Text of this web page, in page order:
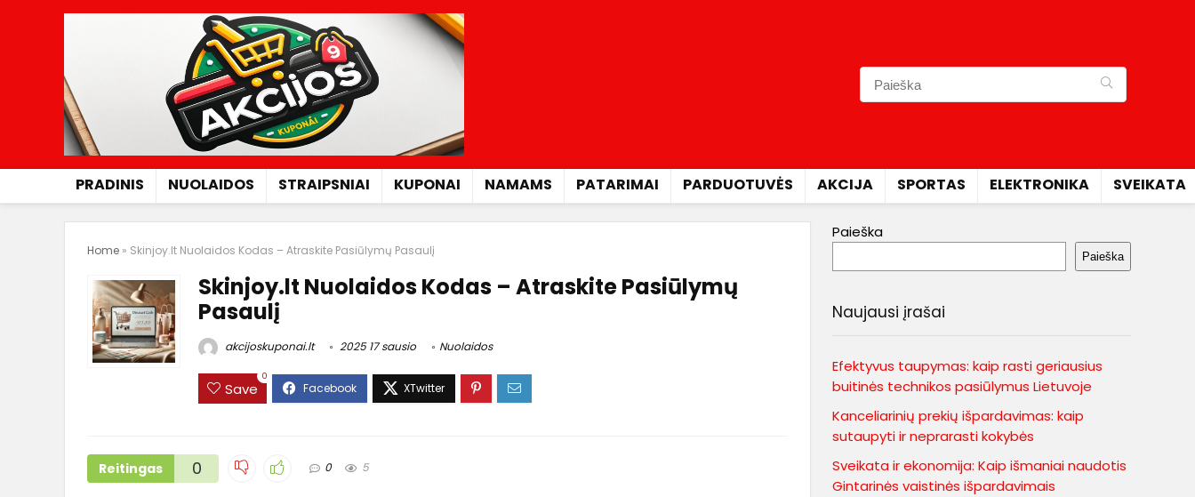
PRADINIS NUOLAIDOS STRAIPSNIAI KUPONAI NAMAMS PATARIMAI PARDUOTUVĖS AKCIJA SPORTAS ELEKTRONIKA SVEIKATA
Home » Skinjoy.lt Nuolaidos Kodas – Atraskite Pasiūlymų Pasaulį
Skinjoy.lt Nuolaidos Kodas – Atraskite Pasiūlymų
Pasaulį
akcijoskuponai.lt 2025 17 sausio Nuolaidos
Save
0
Reitingas 0 0 5
Paieška
Paieška
Naujausi įrašai
Efektyvus taupymas: kaip rasti geriausius
buitinės technikos pasiūlymus Lietuvoje
Kanceliarinių prekių išpardavimas: kaip
sutaupyti ir neprarasti kokybės
Sveikata ir ekonomija: Kaip išmaniai naudotis
Gintarinės vaistinės išpardavimais